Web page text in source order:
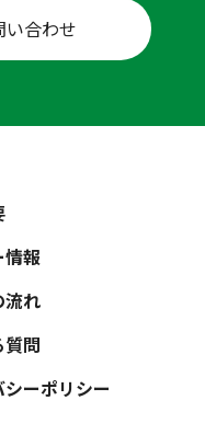
い合わせ
情報
流れ
質問
ーポリシー